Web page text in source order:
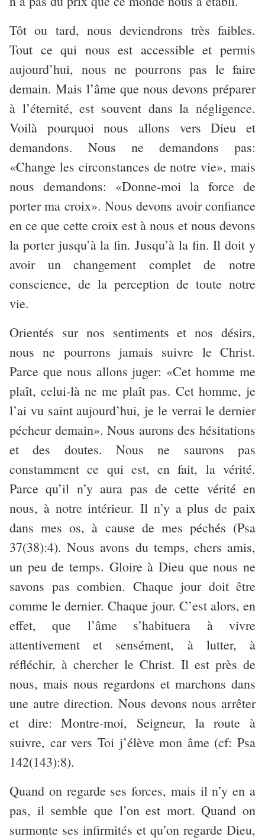
Tôt ou tard, nous deviendrons très faibles.
Tout ce qui nous est accessible et permis
aujourd’hui, nous ne pourrons pas le faire
demain. Mais l’âme que nous devons préparer
à l’éternité, est souvent dans la négligence.
Voilà pourquoi nous allons vers Dieu et
demandons. Nous ne demandons pas:
«Change les circonstances de notre vie», mais
nous demandons: «Donne-moi la force de
porter ma croix». Nous devons avoir confiance
en ce que cette croix est à nous et nous devons
la porter jusqu’à la fin. Jusqu’à la fin. Il doit y
avoir un changement complet de notre
conscience, de la perception de toute notre
vie.
Orientés sur nos sentiments et nos désirs,
nous ne pourrons jamais suivre le Christ.
Parce que nous allons juger: «Cet homme me
plaît, celui-là ne me plaît pas. Cet homme, je
l’ai vu saint aujourd’hui, je le verrai le dernier
pécheur demain». Nous aurons des hésitations
et des doutes. Nous ne saurons pas
constamment ce qui est, en fait, la vérité.
Parce qu’il n’y aura pas de cette vérité en
nous, à notre intérieur. Il n’y a plus de paix
dans mes os, à cause de mes péchés (Psa
37(38):4). Nous avons du temps, chers amis,
un peu de temps. Gloire à Dieu que nous ne
savons pas combien. Chaque jour doit être
comme le dernier. Chaque jour. C’est alors, en
effet, que l’âme s’habituera à vivre
attentivement et sensément, à lutter, à
réfléchir, à chercher le Christ. Il est près de
nous, mais nous regardons et marchons dans
une autre direction. Nous devons nous arrêter
et dire: Montre-moi, Seigneur, la route à
suivre, car vers Toi j’élève mon âme (cf: Psa
142(143):8).
Quand on regarde ses forces, mais il n’y en a
pas, il semble que l’on est mort. Quand on
surmonte ses infirmités et qu’on regarde Dieu,